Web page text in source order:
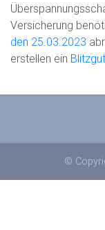
Versicherung
den 25.03.2023
erstellen ein
©